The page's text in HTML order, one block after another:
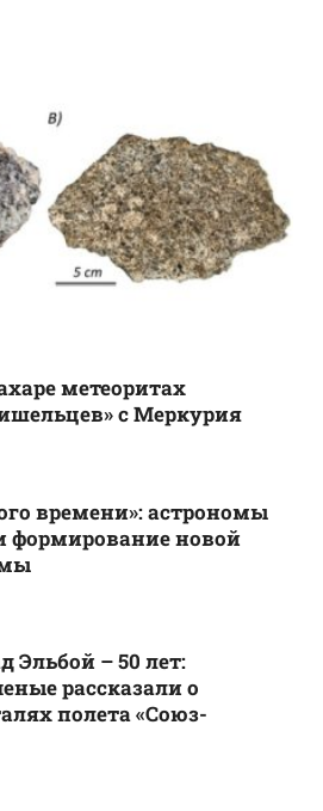
метеоритах
с Меркурия
времени»: астрономы
формирование новой
– 50 лет:
рассказали о
полета «Союз-